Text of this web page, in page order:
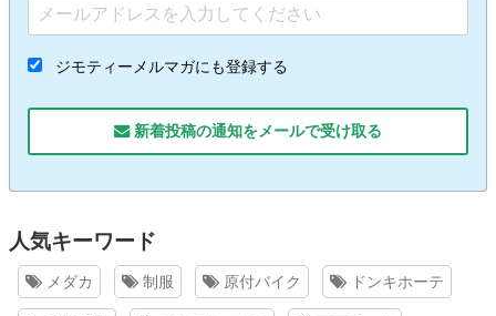
ジモティーメルマガにも登録する
新着投稿の通知をメールで受け取る
人気キーワード
メダカ 制服 原付バイク ドンキホーテ